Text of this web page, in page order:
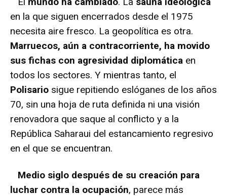
en la que siguen encerrados desde el 1975
necesita aire fresco. La geopolítica es otra.
Marruecos, aún a contracorriente, ha movido
sus fichas con agresividad diplomática en
todos los sectores. Y mientras tanto, el
Polisario sigue repitiendo eslóganes de los años
70, sin una hoja de ruta definida ni una visión
renovadora que saque al conflicto y a la
República Saharaui del estancamiento regresivo
en el que se encuentran.
Medio siglo después de su creación para
luchar contra la ocupación, parece más